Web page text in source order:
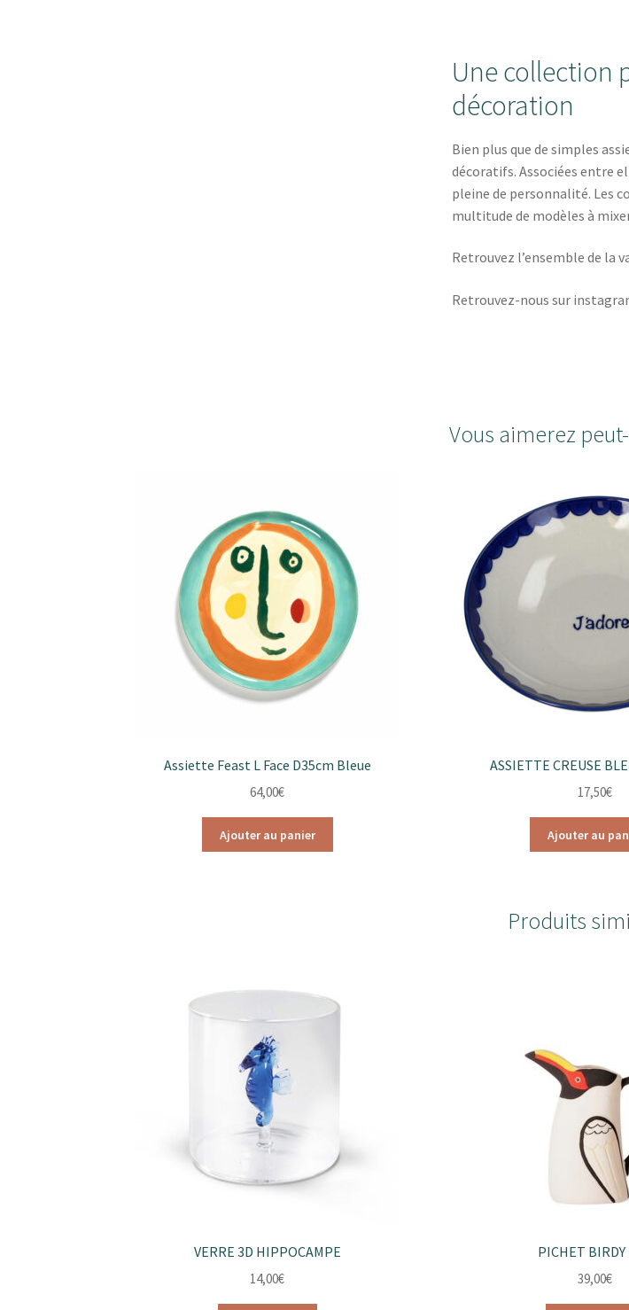
Une collection
décoration
Bien plus que de simples
décoratifs. Associées entre
pleine de personnalité. Les
multitude de modèles à
Retrouvez l’ensemble de la
Retrouvez-nous sur
Vous aimerez
Assiette Feast L Face D35cm Bleue
64,00€
Ajouter au panier
ASSIETTE CREUSE
17,50€
Ajouter au
Produits
VERRE 3D HIPPOCAMPE
14,00€
PICHET BIRDY
39,00€